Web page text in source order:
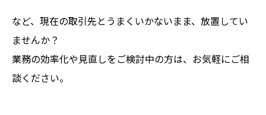
など、現在の取引先とうまくいかないまま、放置してい
ませんか？
業務の効率化や見直しをご検討中の方は、お気軽にご相
談ください。